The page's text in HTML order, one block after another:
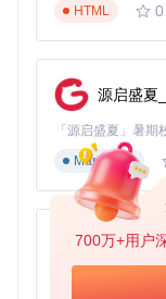
700万+用户
HTML
0
源启盛夏
Markdown
AionUi